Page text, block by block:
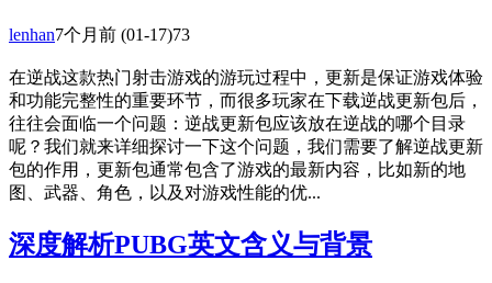
lenhan7个月前 (01-17)73
在逆战这款热门射击游戏的游玩过程中，更新是保证游戏体验
和功能完整性的重要环节，而很多玩家在下载逆战更新包后，
往往会面临一个问题：逆战更新包应该放在逆战的哪个目录
呢？我们就来详细探讨一下这个问题，我们需要了解逆战更新
包的作用，更新包通常包含了游戏的最新内容，比如新的地
图、武器、角色，以及对游戏性能的优...
深度解析PUBG英文含义与背景